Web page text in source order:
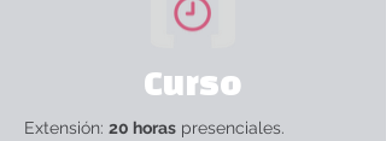
Curso
Extensión: 20 horas presenciales.